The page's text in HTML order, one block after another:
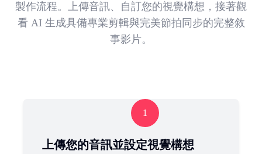
製作流程。上傳音訊、自訂您的視覺構想，接著觀
看 AI 生成具備專業剪輯與完美節拍同步的完整敘
事影片。
1
上傳您的音訊並設定視覺構想